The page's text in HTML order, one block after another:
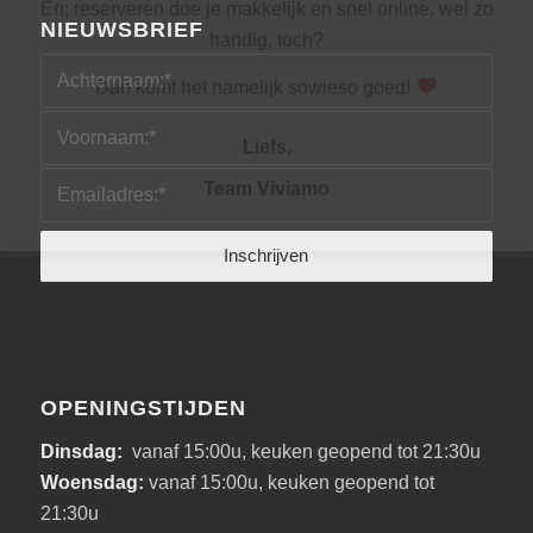
NIEUWSBRIEF
OPENINGSTIJDEN
Dinsdag: vanaf 15:00u, keuken geopend tot 21:30u
Woensdag: vanaf 15:00u, keuken geopend tot
21:30u
Dan komt het namelijk sowieso goed!